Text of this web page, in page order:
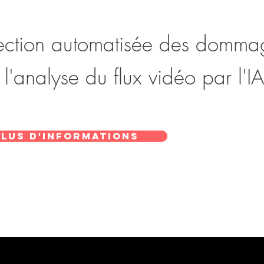
d'informations
automatisée des
l'analyse du flux vidéo par l'IA